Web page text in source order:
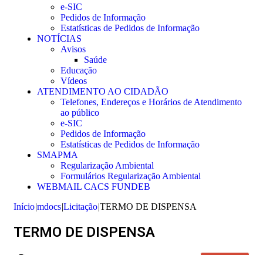
e-SIC
Pedidos de Informação
Estatísticas de Pedidos de Informação
NOTÍCIAS
Avisos
Saúde
Educação
Vídeos
ATENDIMENTO AO CIDADÃO
Telefones, Endereços e Horários de Atendimento
ao público
e-SIC
Pedidos de Informação
Estatísticas de Pedidos de Informação
SMAPMA
Regularização Ambiental
Formulários Regularização Ambiental
WEBMAIL CACS FUNDEB
Início|mdocs|Licitação|TERMO DE DISPENSA
TERMO DE DISPENSA